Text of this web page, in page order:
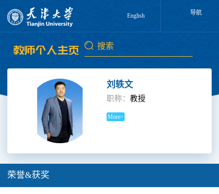
English 导航
刘轶文
职称：教授
More>
荣誉&获奖